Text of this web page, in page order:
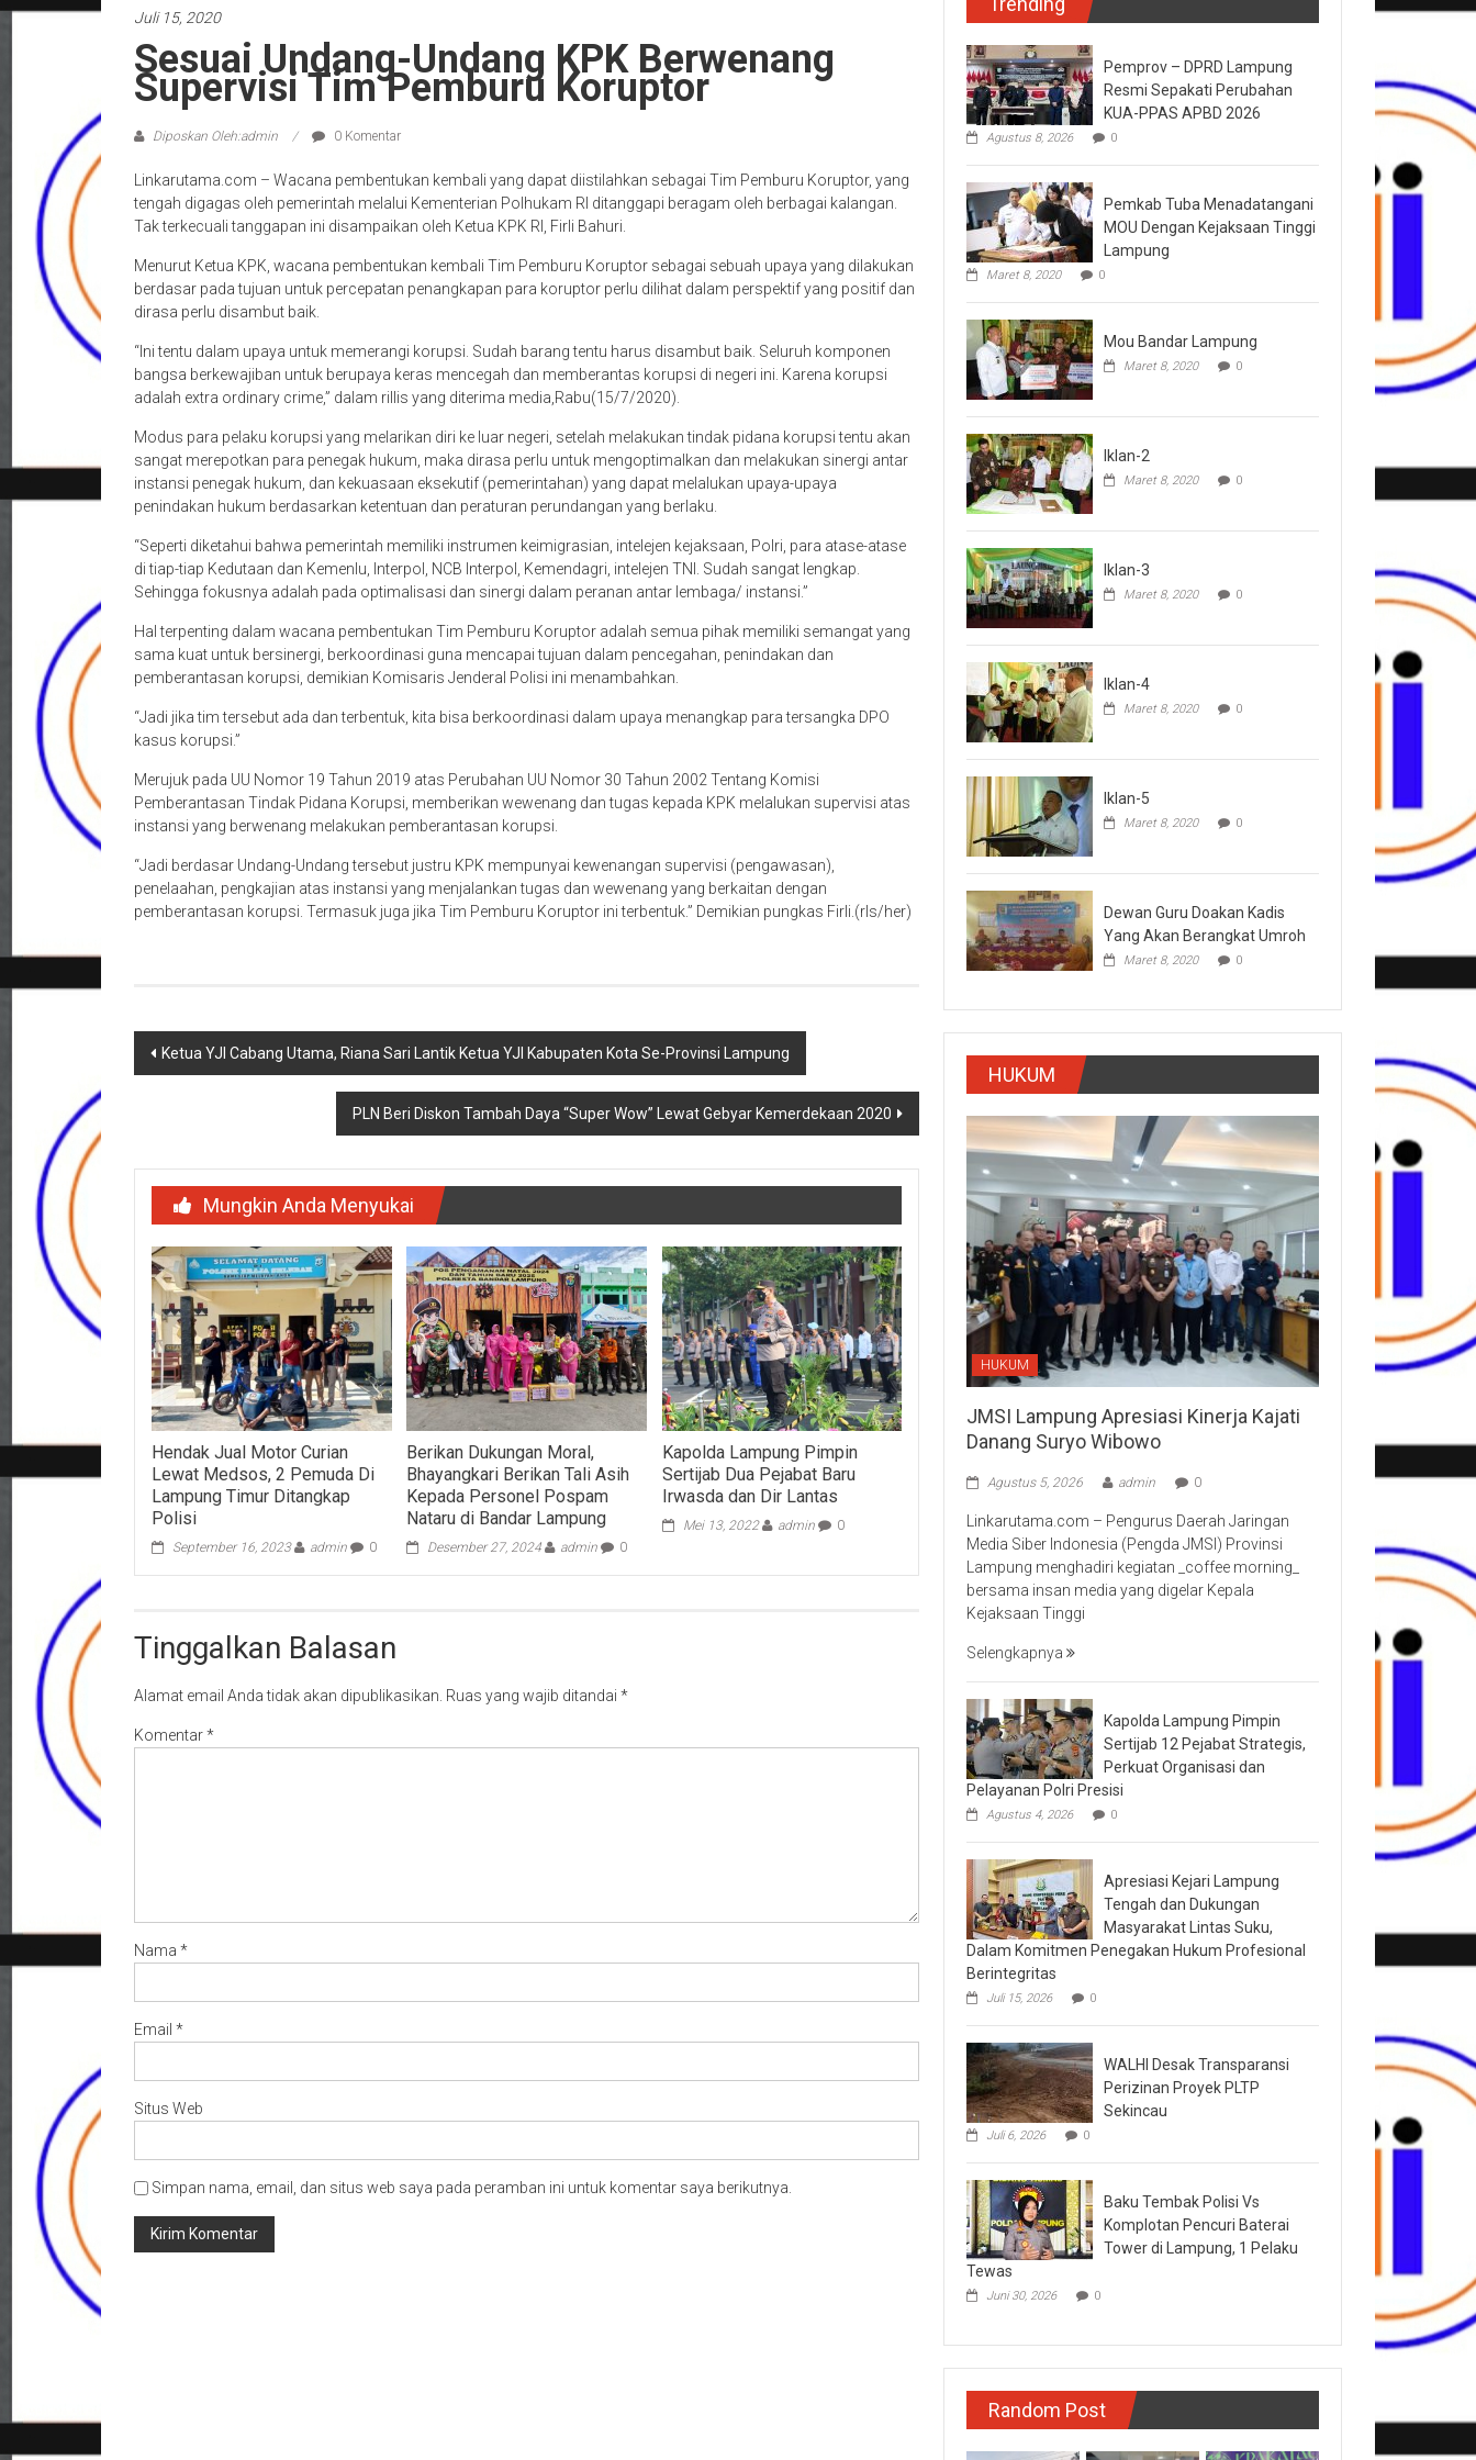
Juli 15, 2020
Sesuai Undang-Undang KPK Berwenang
Supervisi Tim Pemburu Koruptor
Diposkan Oleh:admin 0 Komentar
Linkarutama.com – Wacana pembentukan kembali yang dapat diistilahkan sebagai Tim Pemburu Koruptor, yang
tengah digagas oleh pemerintah melalui Kementerian Polhukam RI ditanggapi beragam oleh berbagai kalangan.
Tak terkecuali tanggapan ini disampaikan oleh Ketua KPK RI, Firli Bahuri.
Menurut Ketua KPK, wacana pembentukan kembali Tim Pemburu Koruptor sebagai sebuah upaya yang dilakukan
berdasar pada tujuan untuk percepatan penangkapan para koruptor perlu dilihat dalam perspektif yang positif dan
dirasa perlu disambut baik.
“Ini tentu dalam upaya untuk memerangi korupsi. Sudah barang tentu harus disambut baik. Seluruh komponen
bangsa berkewajiban untuk berupaya keras mencegah dan memberantas korupsi di negeri ini. Karena korupsi
adalah extra ordinary crime,” dalam rillis yang diterima media,Rabu(15/7/2020).
Modus para pelaku korupsi yang melarikan diri ke luar negeri, setelah melakukan tindak pidana korupsi tentu akan
sangat merepotkan para penegak hukum, maka dirasa perlu untuk mengoptimalkan dan melakukan sinergi antar
instansi penegak hukum, dan kekuasaan eksekutif (pemerintahan) yang dapat melalukan upaya-upaya
penindakan hukum berdasarkan ketentuan dan peraturan perundangan yang berlaku.
“Seperti diketahui bahwa pemerintah memiliki instrumen keimigrasian, intelejen kejaksaan, Polri, para atase-atase
di tiap-tiap Kedutaan dan Kemenlu, Interpol, NCB Interpol, Kemendagri, intelejen TNI. Sudah sangat lengkap.
Sehingga fokusnya adalah pada optimalisasi dan sinergi dalam peranan antar lembaga/ instansi.”
Hal terpenting dalam wacana pembentukan Tim Pemburu Koruptor adalah semua pihak memiliki semangat yang
sama kuat untuk bersinergi, berkoordinasi guna mencapai tujuan dalam pencegahan, penindakan dan
pemberantasan korupsi, demikian Komisaris Jenderal Polisi ini menambahkan.
“Jadi jika tim tersebut ada dan terbentuk, kita bisa berkoordinasi dalam upaya menangkap para tersangka DPO
kasus korupsi.”
Merujuk pada UU Nomor 19 Tahun 2019 atas Perubahan UU Nomor 30 Tahun 2002 Tentang Komisi
Pemberantasan Tindak Pidana Korupsi, memberikan wewenang dan tugas kepada KPK melalukan supervisi atas
instansi yang berwenang melakukan pemberantasan korupsi.
“Jadi berdasar Undang-Undang tersebut justru KPK mempunyai kewenangan supervisi (pengawasan),
penelaahan, pengkajian atas instansi yang menjalankan tugas dan wewenang yang berkaitan dengan
pemberantasan korupsi. Termasuk juga jika Tim Pemburu Koruptor ini terbentuk.” Demikian pungkas Firli.(rls/her)
Navigasi
Ketua YJI Cabang Utama, Riana Sari Lantik Ketua YJI Kabupaten Kota Se-Provinsi Lampung
PLN Beri Diskon Tambah Daya “Super Wow” Lewat Gebyar Kemerdekaan 2020
Mungkin Anda Menyukai
Hendak Jual Motor Curian
Lewat Medsos, 2 Pemuda Di
Lampung Timur Ditangkap
Polisi
September 16, 2023 admin 0
Berikan Dukungan Moral,
Bhayangkari Berikan Tali Asih
Kepada Personel Pospam
Nataru di Bandar Lampung
Desember 27, 2024 admin 0
Kapolda Lampung Pimpin
Sertijab Dua Pejabat Baru
Irwasda dan Dir Lantas
Mei 13, 2022 admin 0
Tinggalkan Balasan
Alamat email Anda tidak akan dipublikasikan. Ruas yang wajib ditandai *
Komentar*
Nama *
Email *
Situs Web
Simpan nama, email, dan situs web saya pada peramban ini untuk komentar saya berikutnya.
Pemprov – DPRD Lampung
Resmi Sepakati Perubahan
KUA-PPAS APBD 2026
Agustus 8, 2026 0
Pemkab Tuba Menadatangani
MOU Dengan Kejaksaan Tinggi
Lampung
Maret 8, 2020 0
Mou Bandar Lampung
Maret 8, 2020 0
Iklan-2
Maret 8, 2020 0
Iklan-3
Maret 8, 2020 0
Iklan-4
Maret 8, 2020 0
Iklan-5
Maret 8, 2020 0
Dewan Guru Doakan Kadis
Yang Akan Berangkat Umroh
Maret 8, 2020 0
HUKUM
HUKUM
JMSI Lampung Apresiasi Kinerja Kajati
Danang Suryo Wibowo
Agustus 5, 2026 admin 0
Linkarutama.com – Pengurus Daerah Jaringan
Media Siber Indonesia (Pengda JMSI) Provinsi
Lampung menghadiri kegiatan _coffee morning_
bersama insan media yang digelar Kepala
Kejaksaan Tinggi
Selengkapnya
Kapolda Lampung Pimpin
Sertijab 12 Pejabat Strategis,
Perkuat Organisasi dan
Pelayanan Polri Presisi
Agustus 4, 2026 0
Apresiasi Kejari Lampung
Tengah dan Dukungan
Masyarakat Lintas Suku,
Dalam Komitmen Penegakan Hukum Profesional
Berintegritas
Juli 15, 2026 0
WALHI Desak Transparansi
Perizinan Proyek PLTP
Sekincau
Juli 6, 2026 0
Baku Tembak Polisi Vs
Komplotan Pencuri Baterai
Tower di Lampung, 1 Pelaku
Tewas
Juni 30, 2026 0
Random Post